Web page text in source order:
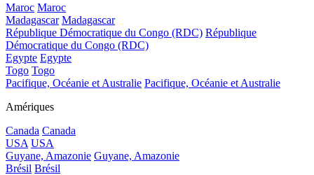
Maroc Maroc
Madagascar Madagascar
République Démocratique du Congo (RDC) République
Démocratique du Congo (RDC)
Egypte Egypte
Togo Togo
Pacifique, Océanie et Australie Pacifique, Océanie et Australie
Amériques
Canada Canada
USA USA
Guyane, Amazonie Guyane, Amazonie
Brésil Brésil